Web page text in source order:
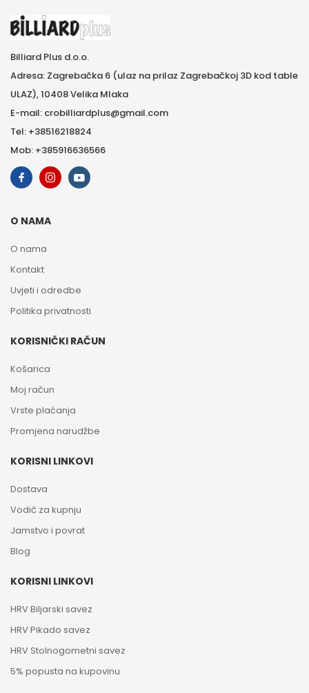
Billiard Plus d.o.o.
Adresa: Zagrebačka 6 (ulaz na prilaz Zagrebačkoj 3D kod table
ULAZ), 10408 Velika Mlaka
E-mail: crobilliardplus@gmail.com
Tel: +38516218824
Mob: +385916636566
O NAMA
O nama
Kontakt
Uvjeti i odredbe
Politika privatnosti
KORISNIČKI RAČUN
Košarica
Moj račun
Vrste plaćanja
Promjena narudžbe
KORISNI LINKOVI
Dostava
Vodič za kupnju
Jamstvo i povrat
Blog
KORISNI LINKOVI
HRV Biljarski savez
HRV Pikado savez
HRV Stolnogometni savez
5% popusta na kupovinu